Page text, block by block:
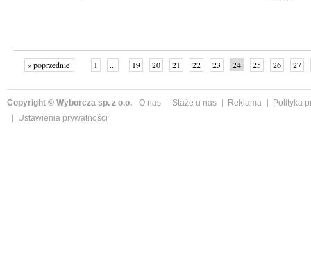
« poprzednie 1 ... 19 20 21 22 23 24 25 26
27
Copyright © Wyborcza sp. z o.o. O nas Staże u nas Reklama
Polityka
Ustawienia prywatności